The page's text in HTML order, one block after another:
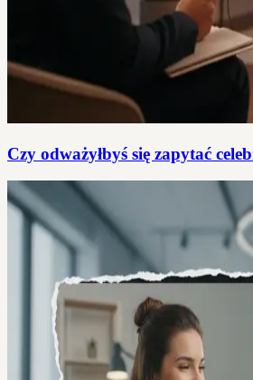
Czy odważyłbyś się zapytać